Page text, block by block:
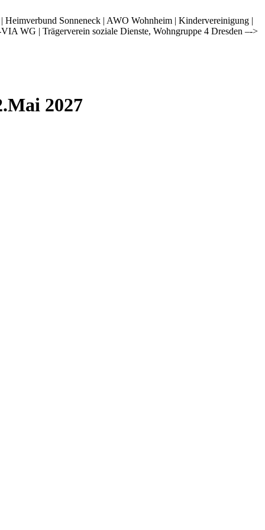
Sonneneck | AWO Wohnheim | Kindervereinigung |
WG | Trägerverein soziale Dienste, Wohngruppe 4 Dresden –->
2027